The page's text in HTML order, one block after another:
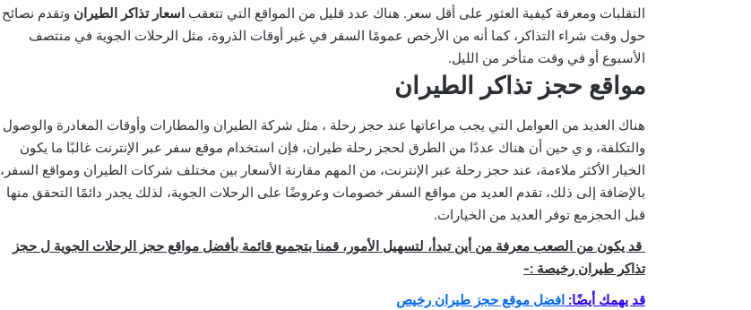
التقلبات ومعرفة كيفية العثور على أقل سعر. هناك عدد قليل من المواقع التي تتعقب اسعار تذاكر الطيران وتقدم نصائح
حول وقت شراء التذاكر، كما أنه من الأرخص عمومًا السفر في غير أوقات الذروة، مثل الرحلات الجوية في منتصف
الأسبوع أو في وقت متأخر من الليل.
مواقع حجز تذاكر الطيران
هناك العديد من العوامل التي يجب مراعاتها عند حجز رحلة ، مثل شركة الطيران والمطارات وأوقات المغادرة والوصول
والتكلفة، و ي حين أن هناك عددًا من الطرق لحجز رحلة طيران، فإن استخدام موقع سفر عبر الإنترنت غالبًا ما يكون
الخيار الأكثر ملاءمة، عند حجز رحلة عبر الإنترنت، من المهم مقارنة الأسعار بين مختلف شركات الطيران ومواقع السفر،
بالإضافة إلى ذلك، تقدم العديد من مواقع السفر خصومات وعروضًا على الرحلات الجوية، لذلك يجدر دائمًا التحقق منها
قبل الحجزمع توفر العديد من الخيارات.
قد يكون من الصعب معرفة من أين تبدأ، لتسهيل الأمور، قمنا بتجميع قائمة بأفضل مواقع حجز الرحلات الجوية ل حجز
تذاكر طيران رخيصة :-
قد يهمك أيضًا: افضل موقع حجز طيران رخيص